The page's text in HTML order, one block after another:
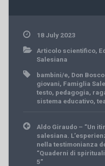
18 July 2023
Articolo scientifico,
Salesiana
bambini/e, Don
giovani, Famiglia
testo, pedagogia,
sistema educativo,
Post
navigation
Aldo Giraudo – “Un
salesiana.
nella testimonianza
“Quaderni di
5”